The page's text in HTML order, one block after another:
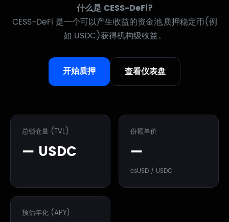
什么是 CESS-DeFi?
CESS-DeFi 是一个可以产生收益的资金池,质押稳定币(例
如 USDC)获得机构级收益。
开始质押 查看仪表盘
总锁仓量 (TVL)
— USDC
份额单价
—
csUSD / USDC
预估年化 (APY)